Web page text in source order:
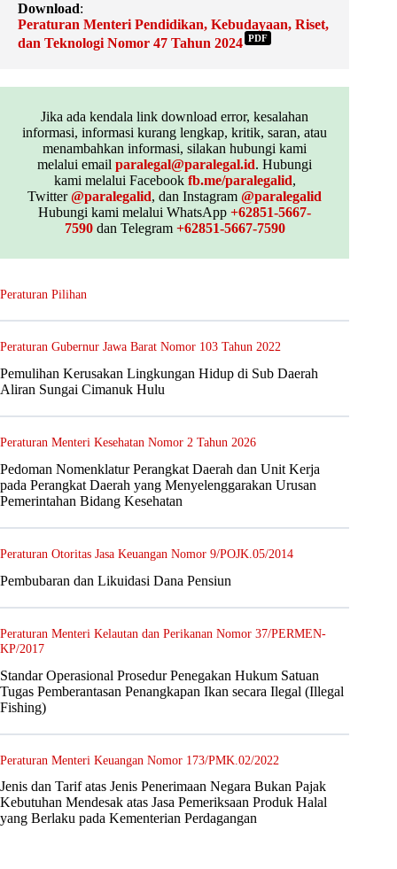
Download:
Peraturan Menteri Pendidikan, Kebudayaan, Riset,
dan Teknologi Nomor 47 Tahun 2024 PDF
Jika ada kendala link download error, kesalahan
informasi, informasi kurang lengkap, kritik, saran, atau
menambahkan informasi, silakan hubungi kami
melalui emailparalegal@paralegal.id. Hubungi
kami melalui Facebook fb.me/paralegalid,
Twitter@paralegalid, dan Instagram@paralegalid
Hubungi kami melalui WhatsApp+62851-5667-
7590dan Telegram +62851-5667-7590
Peraturan Pilihan
Peraturan Gubernur Jawa Barat Nomor 103 Tahun 2022
Pemulihan Kerusakan Lingkungan Hidup di Sub Daerah
Aliran Sungai Cimanuk Hulu
Peraturan Menteri Kesehatan Nomor 2 Tahun 2026
Pedoman Nomenklatur Perangkat Daerah dan Unit Kerja
pada Perangkat Daerah yang Menyelenggarakan Urusan
Pemerintahan Bidang Kesehatan
Peraturan Otoritas Jasa Keuangan Nomor 9/POJK.05/2014
Pembubaran dan Likuidasi Dana Pensiun
Peraturan Menteri Kelautan dan Perikanan Nomor 37/PERMEN-
KP/2017
Standar Operasional Prosedur Penegakan Hukum Satuan
Tugas Pemberantasan Penangkapan Ikan secara Ilegal (Illegal
Fishing)
Peraturan Menteri Keuangan Nomor 173/PMK.02/2022
Jenis dan Tarif atas Jenis Penerimaan Negara Bukan Pajak
Kebutuhan Mendesak atas Jasa Pemeriksaan Produk Halal
yang Berlaku pada Kementerian Perdagangan